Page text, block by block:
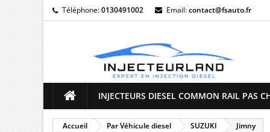
Téléphone:0130491002 Email:contact@fsauto.fr
INJECTEURS DIESEL COMMON RAIL PAS
Accueil Par Véhicule diesel SUZUKI Jimny